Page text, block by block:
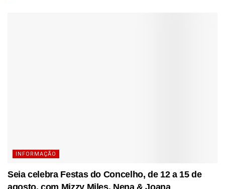
INFORMAÇÃO
Seia celebra Festas do Concelho, de 12 a 15 de
agosto, com Mizzy Miles, Nena & Joana